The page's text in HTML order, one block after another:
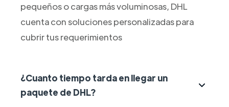
pequeños o cargas más voluminosas, DHL
cuenta con soluciones personalizadas para
cubrir tus requerimientos
¿Cuanto tiempo tarda en llegar un
paquete de DHL?